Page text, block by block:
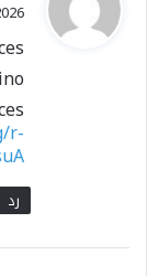
ل
15/04/
r-
رد